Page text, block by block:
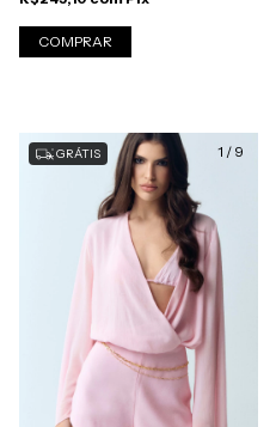
COMPRAR
1 / 9
GRÁTIS